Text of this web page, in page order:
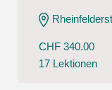
CHF 340.00
17 Lektionen